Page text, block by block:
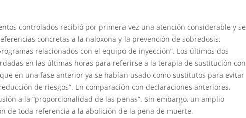
controlados recibió por primera vez una atención considerable y se
concretas a la naloxona y la prevención de sobredosis,
relacionados con el equipo de inyección”. Los últimos dos
en las últimas horas para referirse a la terapia de sustitución con
en una fase anterior ya se habían usado como sustitutos para evitar
de riesgos”. En comparación con declaraciones anteriores,
a la “proporcionalidad de las penas”. Sin embargo, un amplio
de toda referencia a la abolición de la pena de muerte.